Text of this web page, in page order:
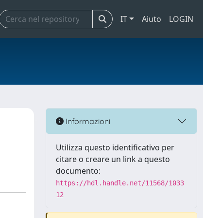
IT Aiuto LOGIN
Informazioni
Utilizza questo identificativo per
citare o creare un link a questo
documento:
https://hdl.handle.net/11568/1033
12